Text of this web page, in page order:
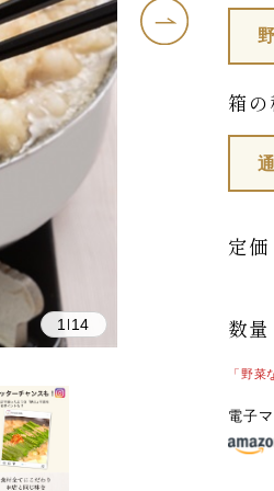
1 14
箱
定価
数量
「野菜
電子